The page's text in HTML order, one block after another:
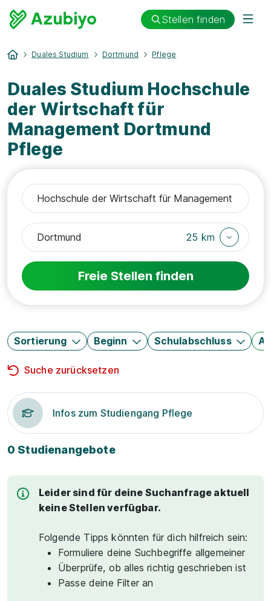
Stellen finden
Duales Studium Dortmund Pflege
Duales Studium Hochschule
der Wirtschaft für
Management Dortmund
Pflege
25 km
Freie Stellen finden
Sortierung Beginn Schulabschluss
Suche zurücksetzen
Infos zum Studiengang Pflege
0 Studienangebote
Leider sind für deine Suchanfrage aktuell
keine Stellen verfügbar.
Folgende Tipps könnten für dich hilfreich sein:
Formuliere deine Suchbegriffe allgemeiner
Überprüfe, ob alles richtig geschrieben ist
Passe deine Filter an